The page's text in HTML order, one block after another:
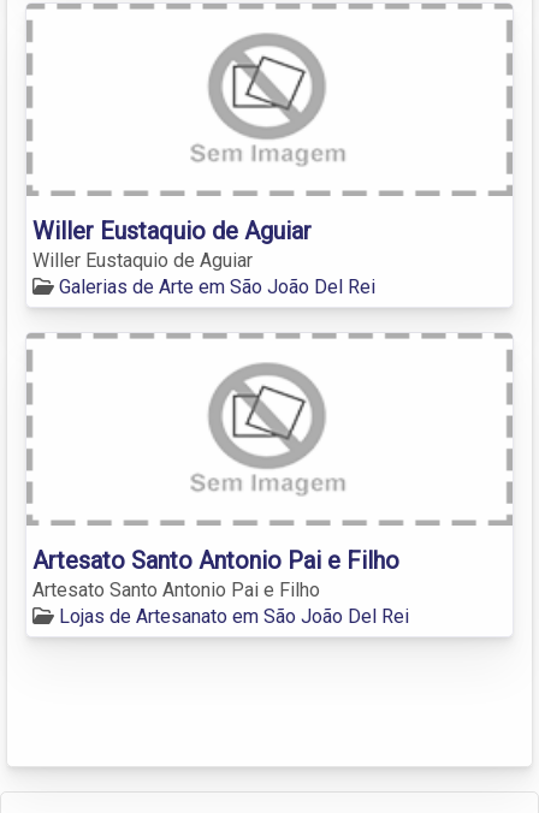
Willer Eustaquio de Aguiar
Willer Eustaquio de Aguiar
Galerias de Arte em São João Del Rei
Artesato Santo Antonio Pai e Filho
Artesato Santo Antonio Pai e Filho
Lojas de Artesanato em São João Del Rei